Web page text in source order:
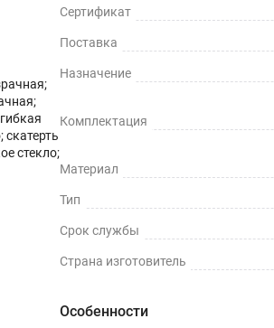
а также для улучшения их
нескользкости, термостойкости
скатерть
стекло;
Сертификат
Поставка
Назначение
Комплектация
Материал
Тип
Срок службы
Страна изготовитель
Особенности